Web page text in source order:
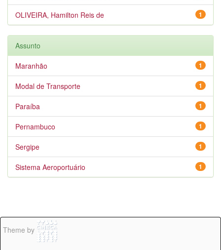
1
OLIVEIRA, Hamilton Reis de
Assunto
1
Maranhão
1
Modal de Transporte
1
Paraíba
1
Pernambuco
1
Sergipe
1
Sistema Aeroportuário
Theme by